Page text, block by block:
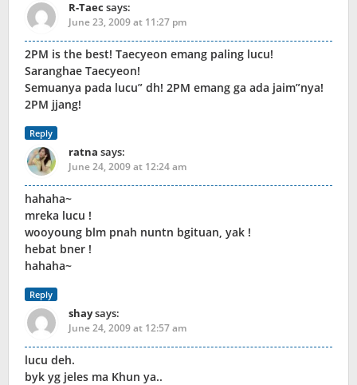
R-Taec says:
June 23, 2009 at 11:27 pm
2PM is the best! Taecyeon emang paling lucu!
Saranghae Taecyeon!
Semuanya pada lucu” dh! 2PM emang ga ada jaim”nya!
2PM jjang!
Reply
ratna says:
June 24, 2009 at 12:24 am
hahaha~
mreka lucu !
wooyoung blm pnah nuntn bgituan, yak !
hebat bner !
hahaha~
Reply
shaysays:
June 24, 2009 at 12:57 am
lucu deh.
byk yg jeles ma Khun ya..